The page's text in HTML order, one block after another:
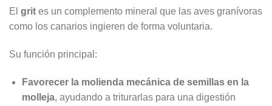
El grit es un complemento mineral que las aves granívoras
como los canarios ingieren de forma voluntaria.
Su función principal:
Favorecer la molienda mecánica de semillas en la
molleja, ayudando a triturarlas para una digestión